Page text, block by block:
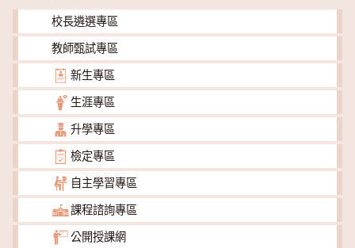
校長遴選專區
教師甄試專區
新生專區
生涯專區
升學專區
檢定專區
自主學習專區
課程諮詢專區
公開授課網